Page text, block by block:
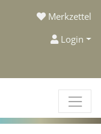
Merkzettel
Login